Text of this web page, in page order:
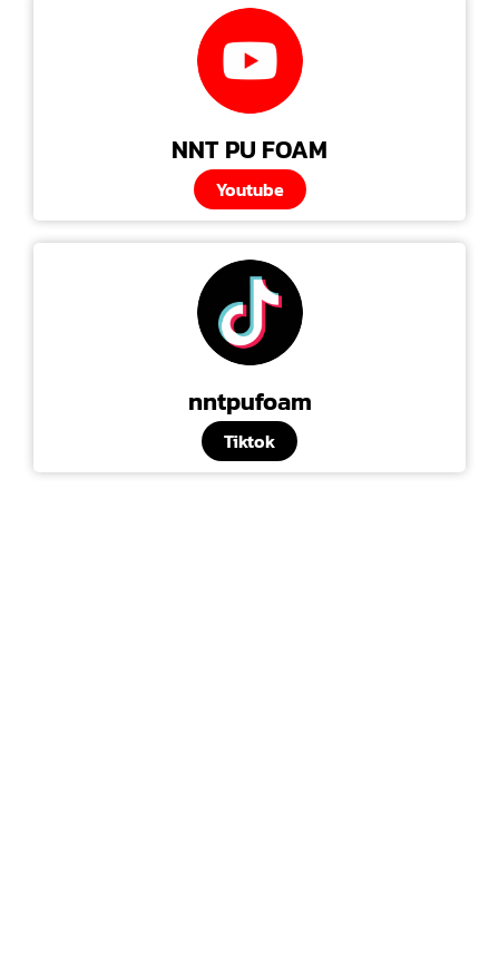
NNT PU FOAM
Youtube
nntpufoam
Tiktok